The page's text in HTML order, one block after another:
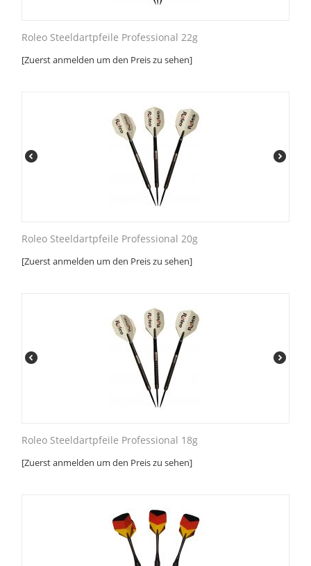
Roleo Steeldartpfeile Professional 22g
[Zuerst anmelden um den Preis zu sehen]
Roleo Steeldartpfeile Professional 20g
[Zuerst anmelden um den Preis zu sehen]
Roleo Steeldartpfeile Professional 18g
[Zuerst anmelden um den Preis zu sehen]